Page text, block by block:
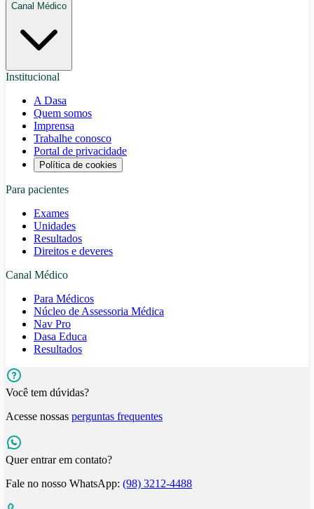
Canal Médico
Institucional
A Dasa
Quem somos
Imprensa
Trabalhe conosco
Portal de privacidade
Política de cookies
Para pacientes
Exames
Unidades
Resultados
Direitos e deveres
Canal Médico
Para Médicos
Núcleo de Assessoria Médica
Nav Pro
Dasa Educa
Resultados
Você tem dúvidas?
Acesse nossas perguntas frequentes
Quer entrar em contato?
Fale no nosso WhatsApp: (98) 3212-4488